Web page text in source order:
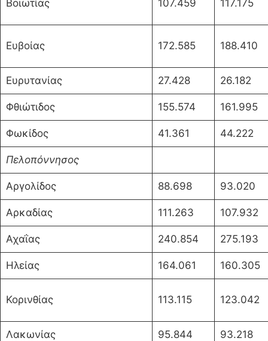
Βοιωτίας 107.459 117.175
Ευβοίας 172.585 188.410
Ευρυτανίας 27.428 26.182
Φθιώτιδος 155.574 161.995
Φωκίδος 41.361 44.222
Πελοπόννησος
Αργολίδος 88.698 93.020
Αρκαδίας 111.263 107.932
Αχαΐας 240.854 275.193
Ηλείας 164.061 160.305
Κορινθίας 113.115 123.042
Λακωνίας 95.844 93.218